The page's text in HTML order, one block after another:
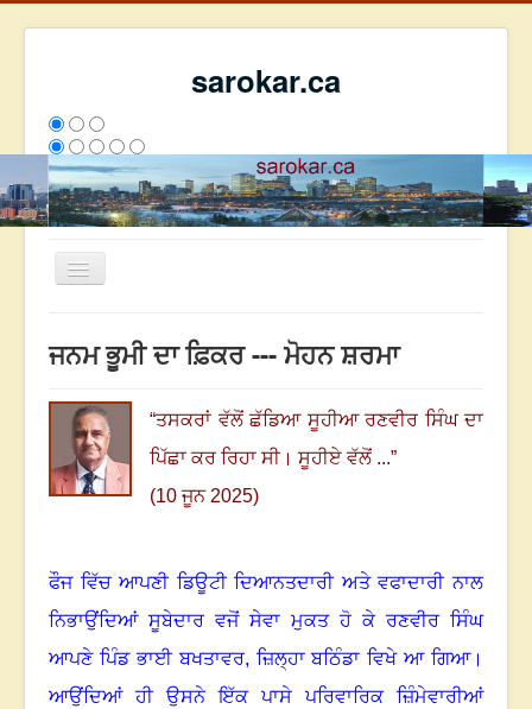
sarokar.ca
Toggle
ਰਚਨਾਵਾਂ
ਸਰੋਕਾਰ ਦੇ ਲੇਖਕ
ਸੰਪਰਕ
We have 272 guests and no members online
ਜਨਮ ਭੂਮੀ ਦਾ ਫ਼ਿਕਰ --- ਮੋਹਨ ਸ਼ਰਮਾ
“ਤਸਕਰਾਂ ਵੱਲੋਂ ਛੱਡਿਆ ਸੂਹੀਆ ਰਣਵੀਰ ਸਿੰਘ ਦਾ
ਪਿੱਛਾ ਕਰ ਰਿਹਾ ਸੀ। ਸੂਹੀਏ ਵੱਲੋਂ ...”
(10 ਜੂਨ 2025)
ਫੌਜ ਵਿੱਚ ਆਪਣੀ ਡਿਊਟੀ ਦਿਆਨਤਦਾਰੀ ਅਤੇ ਵਫਾਦਾਰੀ ਨਾਲ
ਨਿਭਾਉਂਦਿਆਂ ਸੂਬੇਦਾਰ ਵਜੋਂ ਸੇਵਾ ਮੁਕਤ ਹੋ ਕੇ ਰਣਵੀਰ ਸਿੰਘ
ਆਪਣੇ ਪਿੰਡ ਭਾਈ ਬਖਤਾਵਰ, ਜ਼ਿਲ੍ਹਾ ਬਠਿੰਡਾ ਵਿਖੇ ਆ ਗਿਆ।
ਆਉਂਦਿਆਂ ਹੀ ਉਸਨੇ ਇੱਕ ਪਾਸੇ ਪਰਿਵਾਰਿਕ ਜ਼ਿੰਮੇਵਾਰੀਆਂ